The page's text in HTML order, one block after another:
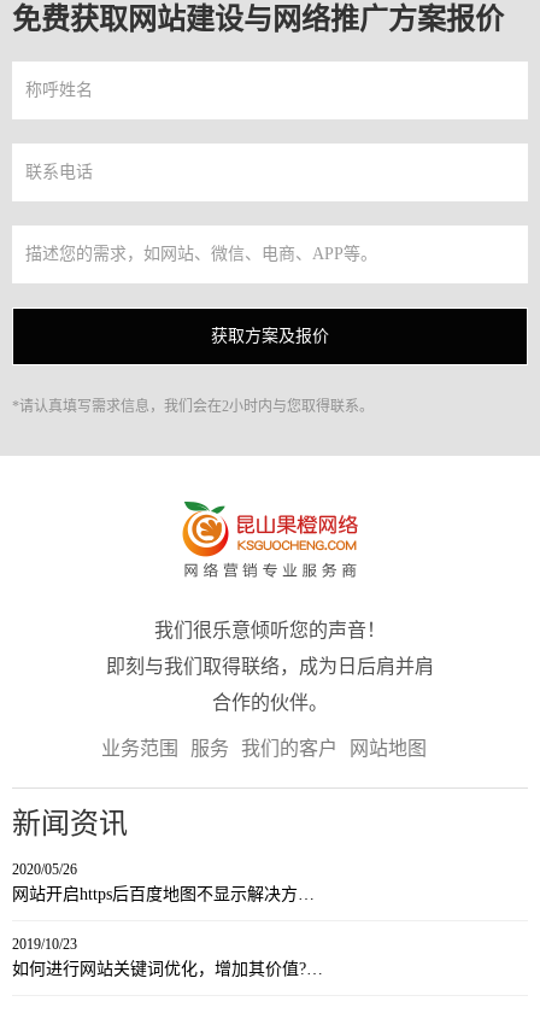
免费获取网站建设与网络推广方案报价
*请认真填写需求信息，我们会在2小时内与您取得联系。
我们很乐意倾听您的声音！
即刻与我们取得联络，成为日后肩并肩
合作的伙伴。
业务范围 服务 我们的客户 网站地图
新闻资讯
2020/05/26
网站开启https后百度地图不显示解决方…
2019/10/23
如何进行网站关键词优化，增加其价值?…